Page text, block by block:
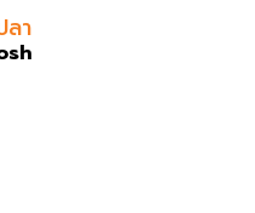
ลา